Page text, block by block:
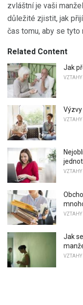
zvláštní je vaši
důležité zjistit, jak
čas tomu, aby se tyto
Related Content
Jak
VZTAHY
VZTAHY
VZTAHY
VZTAHY
Jak
VZTAHY